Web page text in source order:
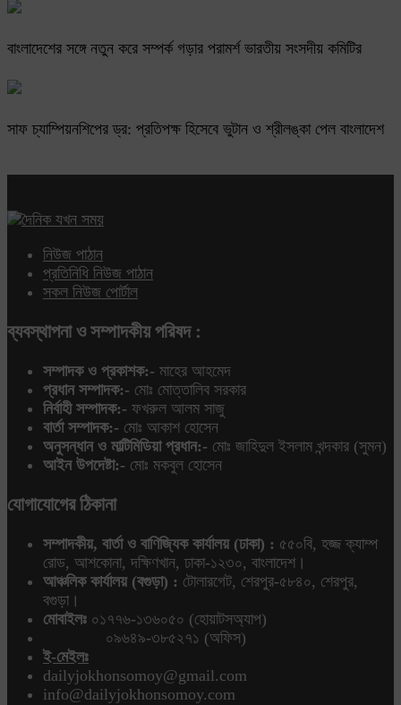
বাংলাদেশের সঙ্গে নতুন করে সম্পর্ক গড়ার পরামর্শ ভারতীয় সংসদীয় কমিটির
সাফ চ্যাম্পিয়নশিপের ড্র: প্রতিপক্ষ হিসেবে ভুটান ও শ্রীলঙ্কা পেল বাংলাদেশ
নিউজ পাঠান
প্রতিনিধি নিউজ পাঠান
সকল নিউজ পোর্টাল
ব্যবস্থাপনা ও সম্পাদকীয় পরিষদ :
সম্পাদক ও প্রকাশক:- মাহের আহমেদ
প্রধান সম্পাদক:- মোঃ মোত্তালিব সরকার
নির্বাহী সম্পাদক:- ফখরুল আলম সাজু
বার্তা সম্পাদক:- মোঃ আকাশ হোসেন
অনুসন্ধান ও মাল্টিমিডিয়া প্রধান:- মোঃ জাহিদুল ইসলাম খন্দকার (সুমন)
আইন উপদেষ্টা:- মোঃ মকবুল হোসেন
যোগাযোগের ঠিকানা
সম্পাদকীয়, বার্তা ও বাণিজ্যিক কার্যালয় (ঢাকা) : ৫৫০বি, হজ্জ ক্যাম্প
রোড, আশকোনা, দক্ষিণখান, ঢাকা-১২৩০, বাংলাদেশ।
আঞ্চলিক কার্যালয় (বগুড়া) : টোলারগেট, শেরপুর-৫৮৪০, শেরপুর,
বগুড়া।
মোবাইলঃ ০১৭৭৬-১৩৬০৫০ (হোয়াটসঅ্যাপ)
০৯৬৪৯-৩৮৫২৭১ (অফিস)
ই-মেইলঃ
dailyjokhonsomoy@gmail.com
info@dailyjokhonsomoy.com